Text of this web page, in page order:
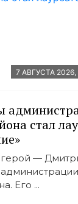
7 АВГУСТА 2026,
стал
—
Его ...